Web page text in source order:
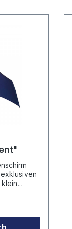
exklusiven
klein
auch